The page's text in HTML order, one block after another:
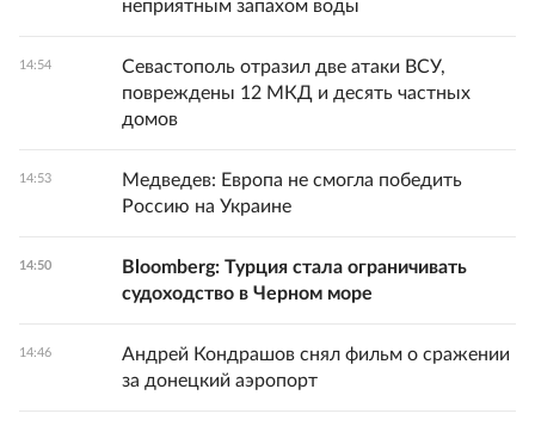
неприятным запахом воды
14:54
Севастополь отразил две атаки ВСУ,
повреждены 12 МКД и десять частных
домов
14:53
Медведев: Европа не смогла победить
Россию на Украине
14:50
Bloomberg: Турция стала ограничивать
судоходство в Черном море
14:46
Андрей Кондрашов снял фильм о сражении
за донецкий аэропорт